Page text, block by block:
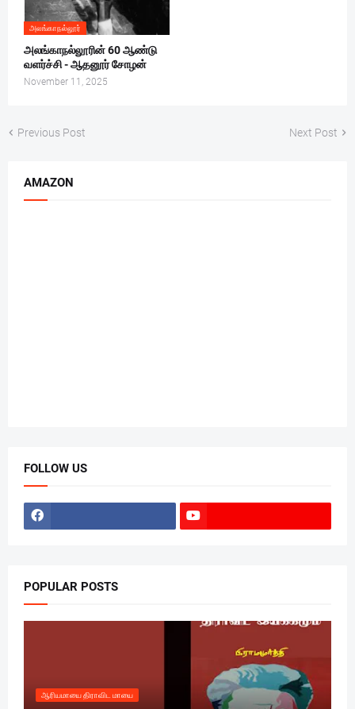
அலங்காநல்லூர்
அலங்காநல்லூரின் 60 ஆண்டு
வளர்ச்சி - ஆதனூர் சோழன்
November 11, 2025
Previous Post Next Post
AMAZON
FOLLOW US
POPULAR POSTS
ஆரியமாயை திராவிட மாயை